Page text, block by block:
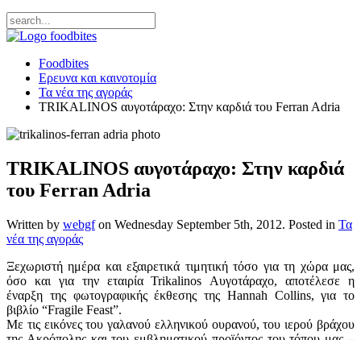
Foodbites
Ερευνα και καινοτομία
Τα νέα της αγοράς
TRIKALINOS αυγοτάραχο: Στην καρδιά του Ferran Adria
TRIKALINOS αυγοτάραχο: Στην καρδιά
του Ferran Adria
Written by webgfon Wednesday September 5th, 2012. Posted in Τα
νέα της αγοράς
Ξεχωριστή ημέρα και εξαιρετικά τιμητική τόσο για τη χώρα μας,
όσο και για την εταιρία Trikalinos Αυγοτάραχο, αποτέλεσε η
έναρξη της φωτογραφικής έκθεσης της Hannah Collins, για το
βιβλίο “Fragile Feast”.
Με τις εικόνες του γαλανού ελληνικού ουρανού, του ιερού βράχου